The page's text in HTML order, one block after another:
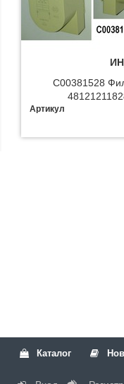
C00381528
Артикул
Каталог